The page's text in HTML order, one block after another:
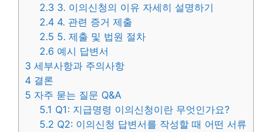
2.3 3. 이의신청의 이유 자세히 설명하기
2.4 4. 관련 증거 제출
2.5 5. 제출 및 법원 절차
2.6 예시 답변서
3 세부사항과 주의사항
4 결론
5 자주 묻는 질문 Q&A
5.1 Q1: 지급명령 이의신청이란 무엇인가요?
5.2 Q2: 이의신청 답변서를 작성할 때 어떤 서류